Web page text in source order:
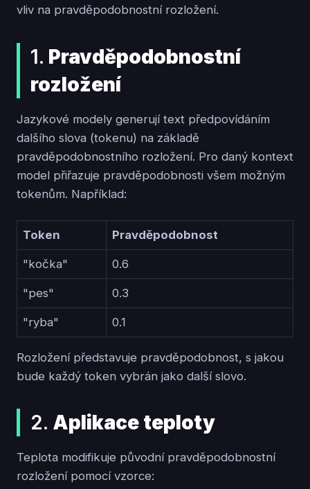
vliv na pravděpodobnostní rozložení.
1. Pravděpodobnostní
rozložení
Jazykové modely generují text předpovídáním
dalšího slova (tokenu) na základě
pravděpodobnostního rozložení. Pro daný kontext
model přiřazuje pravděpodobnosti všem možným
tokenům. Například:
Token Pravděpodobnost
"kočka" 0.6
"pes" 0.3
"ryba" 0.1
Rozložení představuje pravděpodobnost, s jakou
bude každý token vybrán jako další slovo.
2. Aplikace teploty
Teplota modifikuje původní pravděpodobnostní
rozložení pomocí vzorce: